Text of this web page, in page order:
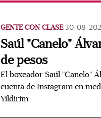
GENTE CON CLASE 30/08/
Saúl "Canelo"
de pesos
El boxeador Saúl "Canelo"
cuenta de Instagram en
Yildirim